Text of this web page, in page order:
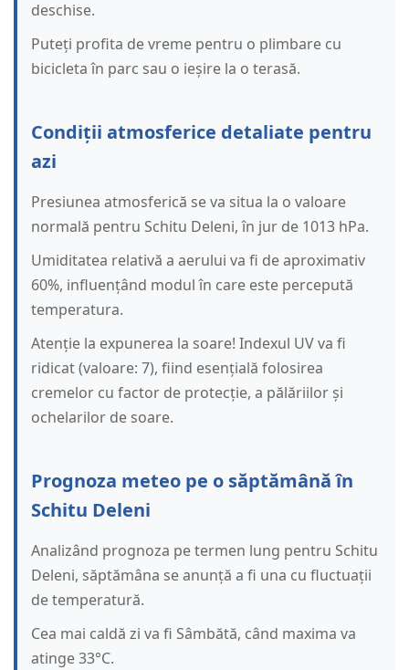
deschise.
Puteți profita de vreme pentru o plimbare cu
bicicleta în parc sau o ieșire la o terasă.
Condiții atmosferice detaliate pentru
azi
Presiunea atmosferică se va situa la o valoare
normală pentru Schitu Deleni, în jur de 1013 hPa.
Umiditatea relativă a aerului va fi de aproximativ
60%, influențând modul în care este percepută
temperatura.
Atenție la expunerea la soare! Indexul UV va fi
ridicat (valoare: 7), fiind esențială folosirea
cremelor cu factor de protecție, a pălăriilor și
ochelarilor de soare.
Prognoza meteo pe o săptămână în
Schitu Deleni
Analizând prognoza pe termen lung pentru Schitu
Deleni, săptămâna se anunță a fi una cu fluctuații
de temperatură.
Cea mai caldă zi va fi Sâmbătă, când maxima va
atinge 33°C.